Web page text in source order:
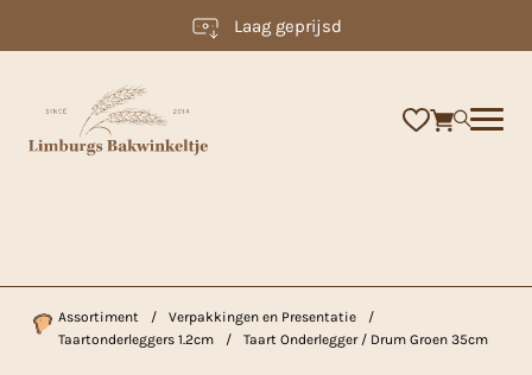
Laag geprijsd
Assortiment / Verpakkingen en Presentatie
/
Taartonderleggers 1.2cm
/ Taart Onderlegger / Drum Groen 35cm